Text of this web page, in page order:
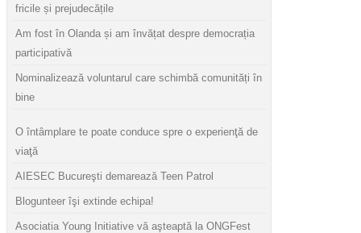
fricile și prejudecățile
Am fost în Olanda și am învățat despre democrația
participativă
Nominalizează voluntarul care schimbă comunități în
bine
O întâmplare te poate conduce spre o experienţă de
viaţă
AIESEC Bucureşti demarează Teen Patrol
Blogunteer îşi extinde echipa!
Asociatia Young Initiative vă aşteaptă la ONGFest